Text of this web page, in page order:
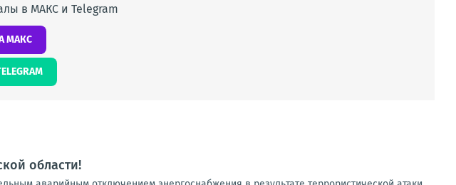
в МАКС и Telegram
МАКС
области!